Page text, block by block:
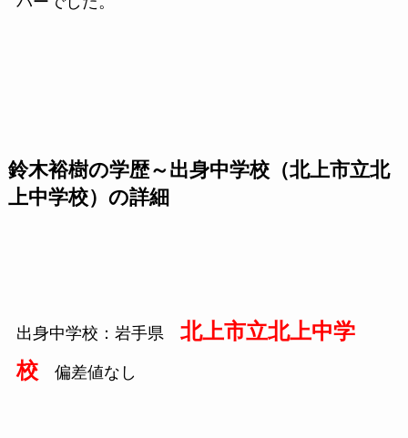
鈴木裕樹の学歴～出身中学校（北上市立北
上中学校）の詳細
出身中学校：岩手県 北上市立北上中学
校偏差値なし